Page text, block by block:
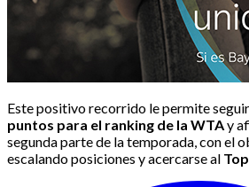
Este positivo recorrido le permite
puntos para el ranking de la WTAy
segunda parte de la temporada, con el
escalando posiciones y acercarse al